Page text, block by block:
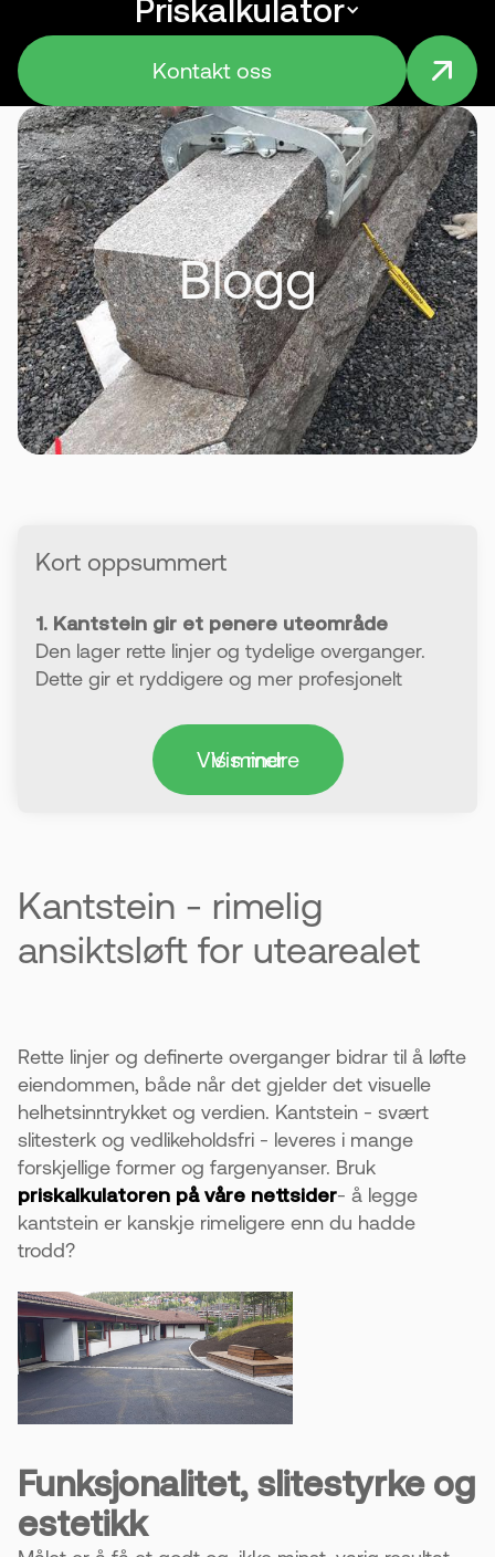
Menu
Priskalkulator
Kontakt oss
Blogg
Kort oppsummert
1. Kantstein gir et penere uteområde
Den lager rette linjer og tydelige overganger.
Dette gir et ryddigere og mer profesjonelt
2. Øker både verdi og helhetsinntrykk
Et oppgradert uteområde kan øke verdien på
3. Er slitesterk og nesten vedlikeholdsfri
Kantstein tåler mye og holder seg fin lenge. Du
trenger lite vedlikehold over tid.
underlag kan føre til at den flytter på seg.
5. Legges før asfalten for best resultat
Den brukes som en ramme rundt asfalt og
andre områder. For best resultat bør fagfolk
som Øst Asfalt gjøre jobben.
Vis mer
Vis mindre
Kantstein - rimelig
ansiktsløft for utearealet
Rette linjer og definerte overganger bidrar til å løfte
eiendommen, både når det gjelder det visuelle
helhetsinntrykket og verdien. Kantstein - svært
slitesterk og vedlikeholdsfri - leveres i mange
forskjellige former og fargenyanser. Bruk
priskalkulatoren på våre nettsider- å legge
kantstein er kanskje rimeligere enn du hadde
trodd?
Funksjonalitet, slitestyrke og
estetikk